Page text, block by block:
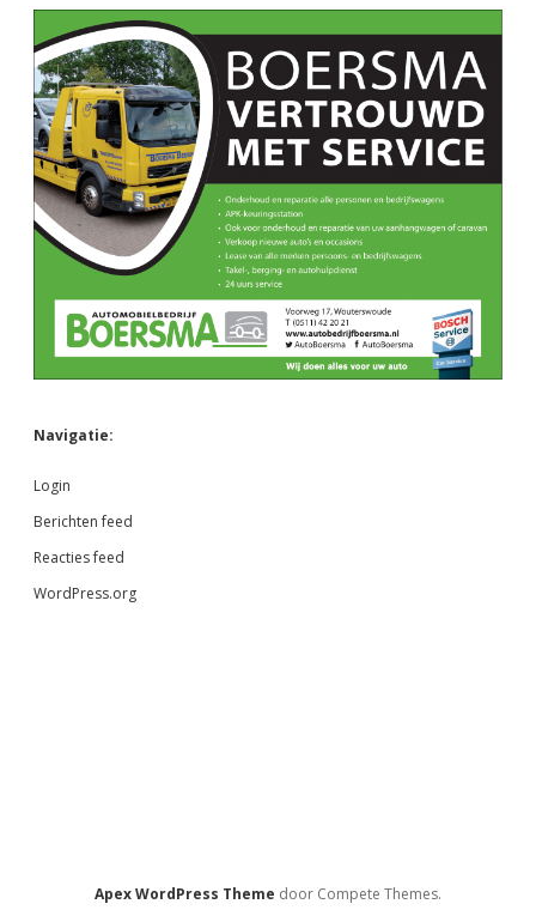
Navigatie:
Login
Berichten feed
Reacties feed
WordPress.org
Apex WordPress Theme door Compete Themes.